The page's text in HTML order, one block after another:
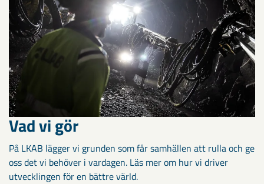
Vad vi gör
På LKAB lägger vi grunden som får samhällen att rulla och ge
oss det vi behöver i vardagen. Läs mer om hur vi driver
utvecklingen för en bättre värld.